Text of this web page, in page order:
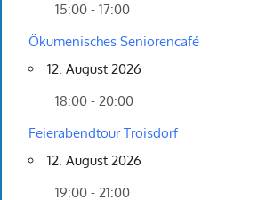
15:00 - 17:00
Ökumenisches Seniorencafé
12. August 2026
18:00 - 20:00
Feierabendtour Troisdorf
12. August 2026
19:00 - 21:00